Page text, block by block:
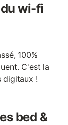
wi-fi
100%
C'est la
digitaux !
bed &